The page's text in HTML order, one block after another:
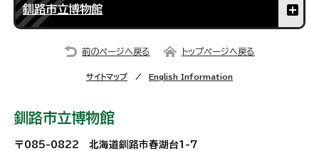
釧路市立博物館
前のページへ戻る トップページへ戻る
サイトマップ English Information
釧路市立博物館
〒085-0822 北海道釧路市春湖台1-7